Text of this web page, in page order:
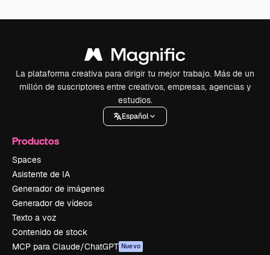
La plataforma creativa para dirigir tu mejor trabajo. Más de un
millón de suscriptores entre creativos, empresas, agencias y
estudios.
Español
Productos
Spaces
Asistente de IA
Generador de imágenes
Generador de vídeos
Texto a voz
Contenido de stock
MCP para Claude/ChatGPT Nuevo